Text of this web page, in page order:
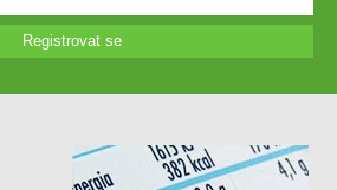
Registrovat se